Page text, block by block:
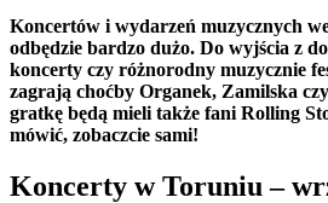
Koncertów i wydarzeń muzycznych
odbędzie bardzo dużo. Do wyjścia z
koncerty czy różnorodny muzycznie
zagrają choćby Organek, Zamilska
gratkę będą mieli także fani Rolling
mówić, zobaczcie sami!
Koncerty w Toruniu –